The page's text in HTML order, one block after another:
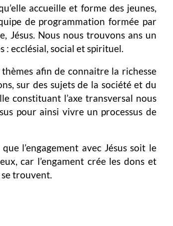
accueille et forme des jeunes,
de programmation formée par
Jésus. Nous nous trouvons ans un
: ecclésial, social et spirituel.
afin de connaitre la richesse
sur des sujets de la société et du
constituant l’axe transversal nous
pour ainsi vivre un processus de
l’engagement avec Jésus soit le
car l’engament crée les dons et
trouvent.